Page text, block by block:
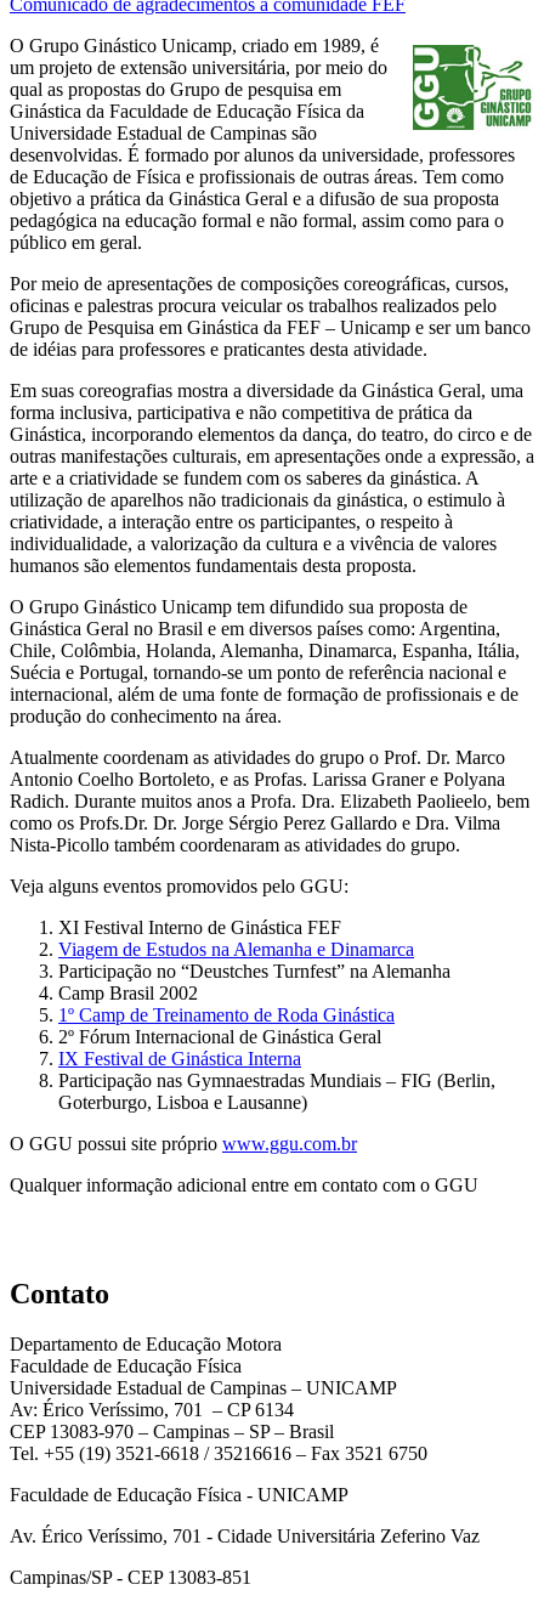
O Grupo Ginástico Unicamp, criado em 1989, é
um projeto de extensão universitária, por meio do
qual as propostas do Grupo de pesquisa em
Ginástica da Faculdade de Educação Física da
Universidade Estadual de Campinas são
desenvolvidas. É formado por alunos da universidade, professores
de Educação de Física e profissionais de outras áreas. Tem como
objetivo a prática da Ginástica Geral e a difusão de sua proposta
pedagógica na educação formal e não formal, assim como para o
público em geral.
Por meio de apresentações de composições coreográficas, cursos,
oficinas e palestras procura veicular os trabalhos realizados pelo
Grupo de Pesquisa em Ginástica da FEF – Unicamp e ser um banco
de idéias para professores e praticantes desta atividade.
Em suas coreografias mostra a diversidade da Ginástica Geral, uma
forma inclusiva, participativa e não competitiva de prática da
Ginástica, incorporando elementos da dança, do teatro, do circo e de
outras manifestações culturais, em apresentações onde a expressão, a
arte e a criatividade se fundem com os saberes da ginástica. A
utilização de aparelhos não tradicionais da ginástica, o estimulo à
criatividade, a interação entre os participantes, o respeito à
individualidade, a valorização da cultura e a vivência de valores
humanos são elementos fundamentais desta proposta.
O Grupo Ginástico Unicamp tem difundido sua proposta de
Ginástica Geral no Brasil e em diversos países como: Argentina,
Chile, Colômbia, Holanda, Alemanha, Dinamarca, Espanha, Itália,
Suécia e Portugal, tornando-se um ponto de referência nacional e
internacional, além de uma fonte de formação de profissionais e de
produção do conhecimento na área.
Atualmente coordenam as atividades do grupo o Prof. Dr. Marco
Antonio Coelho Bortoleto, e as Profas. Larissa Graner e Polyana
Radich. Durante muitos anos a Profa. Dra. Elizabeth Paolieelo, bem
como os Profs.Dr. Dr. Jorge Sérgio Perez Gallardo e Dra. Vilma
Nista-Picollo também coordenaram as atividades do grupo.
Veja alguns eventos promovidos pelo GGU:
XI Festival Interno de Ginástica FEF
Viagem de Estudos na Alemanha e Dinamarca
Participação no “Deustches Turnfest” na Alemanha
Camp Brasil 2002
1º Camp de Treinamento de Roda Ginástica
2º Fórum Internacional de Ginástica Geral
IX Festival de Ginástica Interna
Participação nas Gymnaestradas Mundiais – FIG (Berlin,
Goterburgo, Lisboa e Lausanne)
O GGU possui site próprio www.ggu.com.br
Qualquer informação adicional entre em contato com o GGU
Contato
Departamento de Educação Motora
Faculdade de Educação Física
Universidade Estadual de Campinas – UNICAMP
Av: Érico Veríssimo, 701 – CP 6134
CEP 13083-970 – Campinas – SP – Brasil
Tel. +55 (19) 3521-6618 / 35216616 – Fax 3521 6750
Faculdade de Educação Física - UNICAMP
Av. Érico Veríssimo, 701 - Cidade Universitária Zeferino Vaz
Campinas/SP - CEP 13083-851